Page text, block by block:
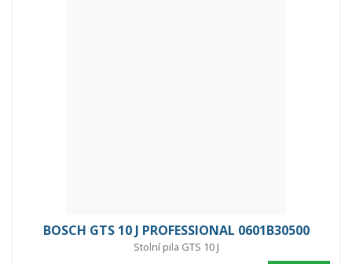
BOSCH GTS 10 J PROFESSIONAL 0601B30500
Stolní pila GTS 10 J